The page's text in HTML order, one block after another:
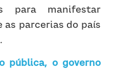
para manifestar
as parcerias do país
pública, o governo